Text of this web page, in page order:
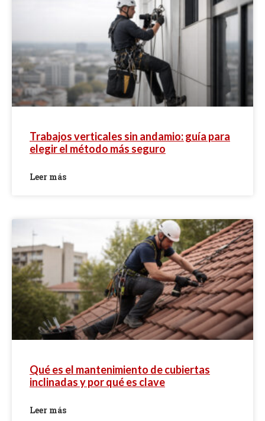
Trabajos verticales sin andamio: guía para
elegir el método más seguro
Leer más
Qué es el mantenimiento de cubiertas
inclinadas y por qué es clave
Leer más